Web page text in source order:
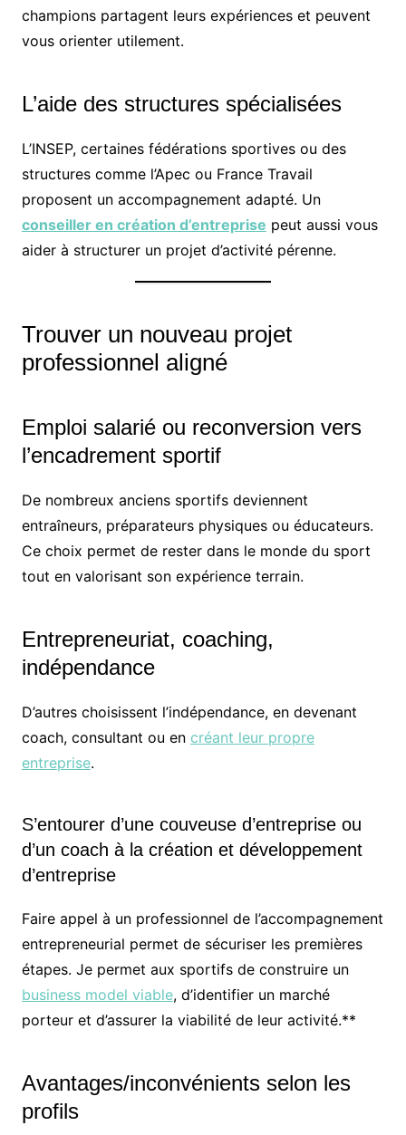
champions partagent leurs expériences et peuvent
vous orienter utilement.
L’aide des structures spécialisées
L’INSEP, certaines fédérations sportives ou des
structures comme l’Apec ou France Travail
proposent un accompagnement adapté. Un
conseiller en création d’entreprise peut aussi vous
aider à structurer un projet d’activité pérenne.
Trouver un nouveau projet
professionnel aligné
Emploi salarié ou reconversion vers
l’encadrement sportif
De nombreux anciens sportifs deviennent
entraîneurs, préparateurs physiques ou éducateurs.
Ce choix permet de rester dans le monde du sport
tout en valorisant son expérience terrain.
Entrepreneuriat, coaching,
indépendance
D’autres choisissent l’indépendance, en devenant
coach, consultant ou en créant leur propre
entreprise.
S’entourer d’une couveuse d’entreprise ou
d’un coach à la création et développement
d’entreprise
Faire appel à un professionnel de l’accompagnement
entrepreneurial permet de sécuriser les premières
étapes. Je permet aux sportifs de construire un
business model viable, d’identifier un marché
porteur et d’assurer la viabilité de leur activité.**
Avantages/inconvénients selon les
profils